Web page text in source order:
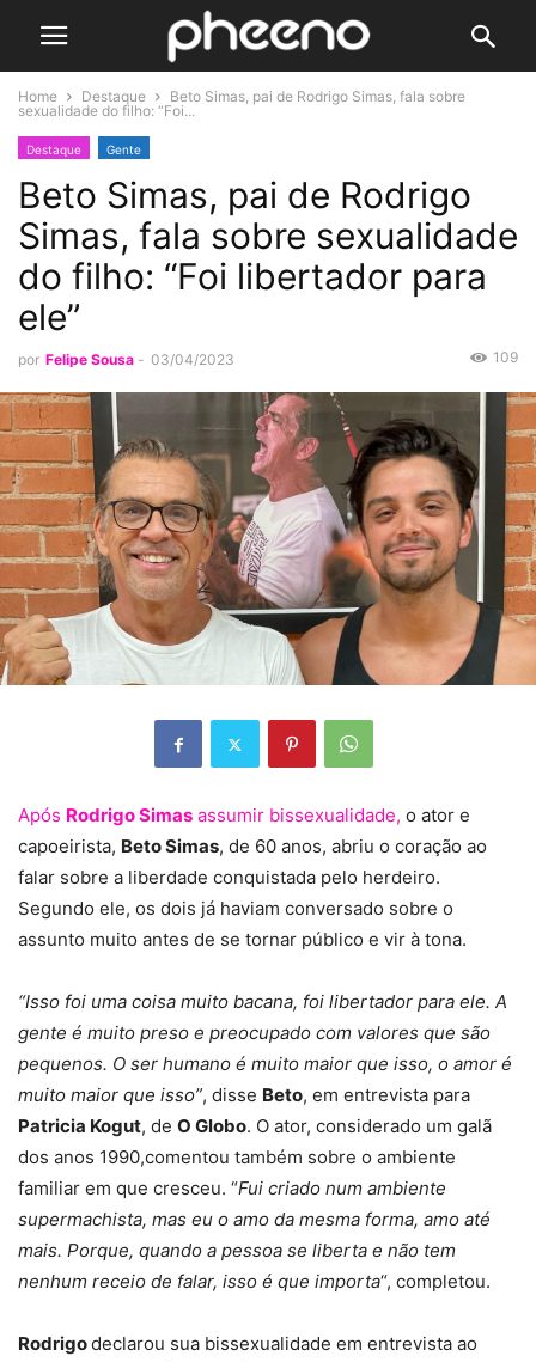
Home Destaque
Beto Simas, pai de Rodrigo Simas, fala sobre
sexualidade do filho: “Foi...
Destaque Gente
Beto Simas, pai de Rodrigo
Simas, fala sobre sexualidade
do filho: “Foi libertador para
ele”
por Felipe Sousa - 03/04/2023 109
Após Rodrigo Simas assumir bissexualidade, o ator e
capoeirista, Beto Simas, de 60 anos, abriu o coração ao
falar sobre a liberdade conquistada pelo herdeiro.
Segundo ele, os dois já haviam conversado sobre o
assunto muito antes de se tornar público e vir à tona.
“Isso foi uma coisa muito bacana, foi libertador para ele. A
gente é muito preso e preocupado com valores que são
pequenos. O ser humano é muito maior que isso, o amor é
muito maior que isso”, disse Beto, em entrevista para
Patricia Kogut, de O Globo. O ator, considerado um galã
dos anos 1990,comentou também sobre o ambiente
familiar em que cresceu. “Fui criado num ambiente
supermachista, mas eu o amo da mesma forma, amo até
mais. Porque, quando a pessoa se liberta e não tem
nenhum receio de falar, isso é que importa“, completou.
Rodrigodeclarou sua bissexualidade em entrevista ao